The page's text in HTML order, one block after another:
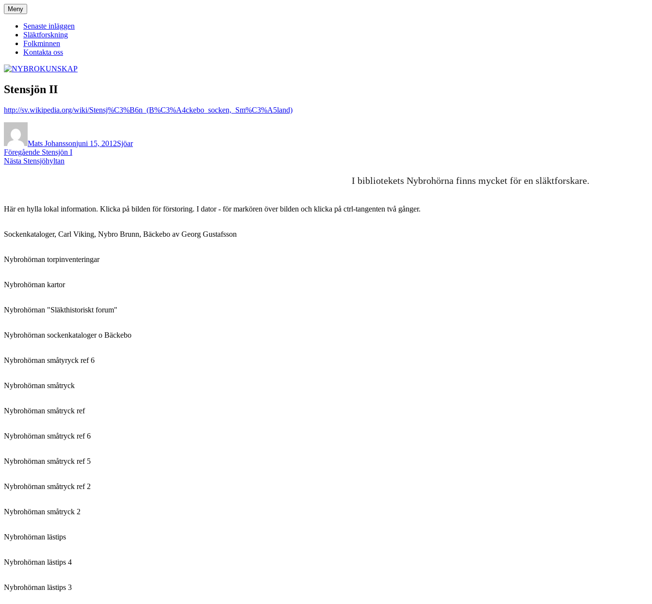
Hoppa
till
innehåll
NYBROKUNSKAP
Meny
Senaste inläggen
Släktforskning
Folkminnen
Kontakta oss
Stensjön II
http://sv.wikipedia.org/wiki/Stensj%C3%B6n_(B%C3%A4ckebo_socken,_Sm%C3%A5land)
Mats Johanssonjuni 15, 2012Sjöar
Inläggsnavigering
Föregående Föregående
inlägg:
Stensjön I
Nästa Nästa
Stensjöhyltan
I bibliotekets Nybrohörna finns mycket för en släktforskare.
Här en hylla lokal information. Klicka på bilden för förstoring. I dator - för markören över bilden och klicka på ctrl-tangenten två gånger.
Sockenkataloger, Carl Viking, Nybro Brunn, Bäckebo av Georg Gustafsson
Nybrohörnan torpinventeringar
Nybrohörnan kartor
Nybrohörnan "Släkthistoriskt forum"
Nybrohörnan sockenkataloger o Bäckebo
Nybrohörnan småtyryck ref 6
Nybrohörnan småtryck
Nybrohörnan småtryck ref
Nybrohörnan småtryck ref 6
Nybrohörnan småtryck ref 5
Nybrohörnan småtryck ref 2
Nybrohörnan småtryck 2
Nybrohörnan lästips
Nybrohörnan lästips 4
Nybrohörnan lästips 3